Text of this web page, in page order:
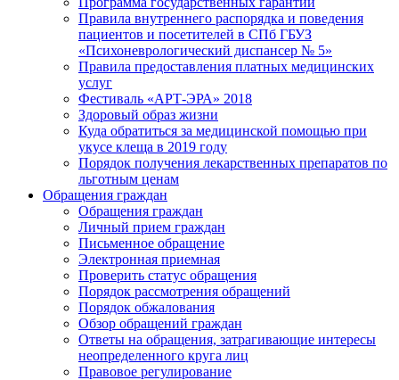
Правила внутреннего распорядка и поведения
пациентов и посетителей в СПб ГБУЗ
«Психоневрологический диспансер № 5»
Правила предоставления платных медицинских
услуг
Фестиваль «АРТ-ЭРА» 2018
Здоровый образ жизни
Куда обратиться за медицинской помощью при
укусе клеща в 2019 году
Порядок получения лекарственных препаратов по
льготным ценам
Обращения граждан
Обращения граждан
Личный прием граждан
Письменное обращение
Электронная приемная
Проверить статус обращения
Порядок рассмотрения обращений
Порядок обжалования
Обзор обращений граждан
Ответы на обращения, затрагивающие интересы
неопределенного круга лиц
Правовое регулирование